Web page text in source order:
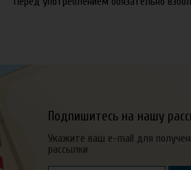
Подпишитесь на нашу
Укажите ваш e-mail для
рассылки